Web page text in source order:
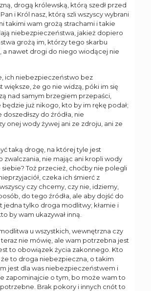
drogą królewską, którą szedł przed
i Król nasz, którą szli wszyscy wybrani
takimi wam grożą strachami i takie
niebezpieczeństwa, jakież dopiero
grożą im, którzy tego skarbu
a nawet drogi do niego wiodącej nie
ich niebezpieczeństwo bez
większe, że go nie widzą, póki im się
nad samym brzegiem przepaści,
już nikogo, kto by im rękę podał;
do źródła, nie
onej wody żywej ani ze zdroju, ani ze
taką drogę, na której tyle jest
zwalczania, nie mając ani kropli wody
Toż przecież, choćby nie polegli
czeka ich śmierć z
czy chcemy, czy nie, idziemy,
do tego źródła, ale aby dojść do
jedna tylko droga modlitwy; kłamie i
by wam ukazywał inną.
u wszystkich, wewnętrzna czy
teraz nie mówię, ale wam potrzebna jest
to obowiązek życia zakonnego. Kto
że to droga niebezpieczna, o takim
jest dla was niebezpieczeństwem i
zapominajcie o tym, bo może wam to
Brak pokory i innych cnót to